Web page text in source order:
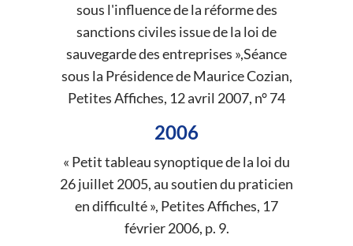
sous l'influence de la réforme des
sanctions civiles issue de la loi de
sauvegarde des entreprises »,Séance
sous la Présidence de Maurice Cozian,
Petites Affiches, 12 avril 2007, n° 74
2006
« Petit tableau synoptique de la loi du
26 juillet 2005, au soutien du praticien
en difficulté », Petites Affiches, 17
février 2006, p. 9.